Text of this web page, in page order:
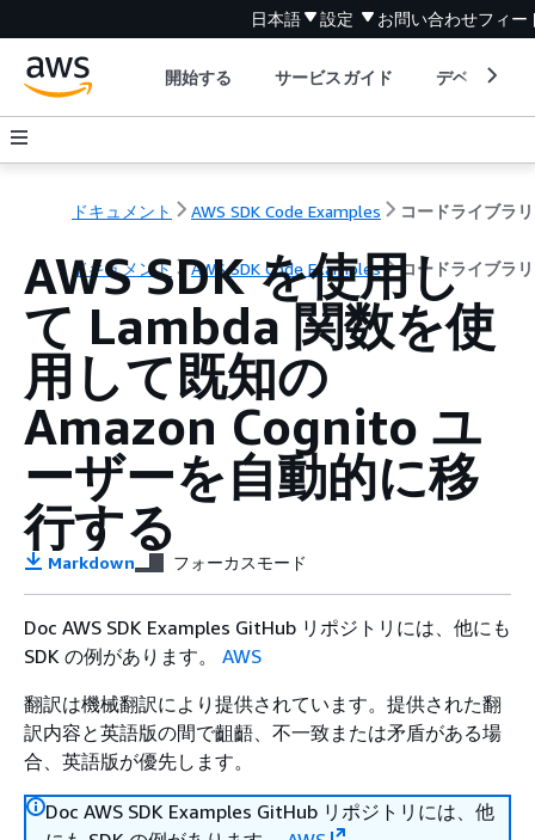
日本語 設定 お問い合わせフィー
開始する サービスガイド デベロッパ
ドキュメント AWS SDK Code Examples コードライブラリ
ドキュメント AWS SDK Code Examples コードライブラリ
AWS SDK を使用し
て Lambda 関数を使
用して既知の
Amazon Cognito ユ
ーザーを自動的に移
行する
Markdown フォーカスモード
Doc AWS SDK Examples GitHub リポジトリには、他にも
SDK の例があります。 AWS
翻訳は機械翻訳により提供されています。提供された翻
訳内容と英語版の間で齟齬、不一致または矛盾がある場
合、英語版が優先します。
Doc AWS SDK Examples GitHub リポジトリには、他